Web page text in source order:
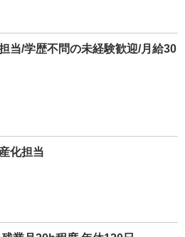
当/学歴不問の未経験歓迎/月給30
化担当